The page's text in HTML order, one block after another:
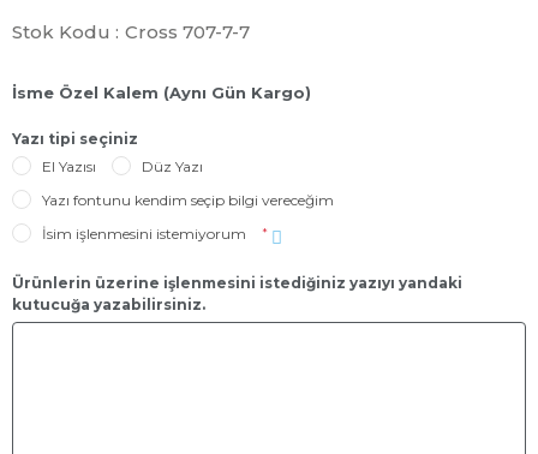
Stok Kodu : Cross 707-7-7
İsme Özel Kalem (Aynı Gün Kargo)
Yazı tipi seçiniz
El Yazısı
Düz Yazı
Yazı fontunu kendim seçip bilgi vereceğim
İsim işlenmesini istemiyorum
*
Ürünlerin üzerine işlenmesini istediğiniz yazıyı yandaki
kutucuğa yazabilirsiniz.